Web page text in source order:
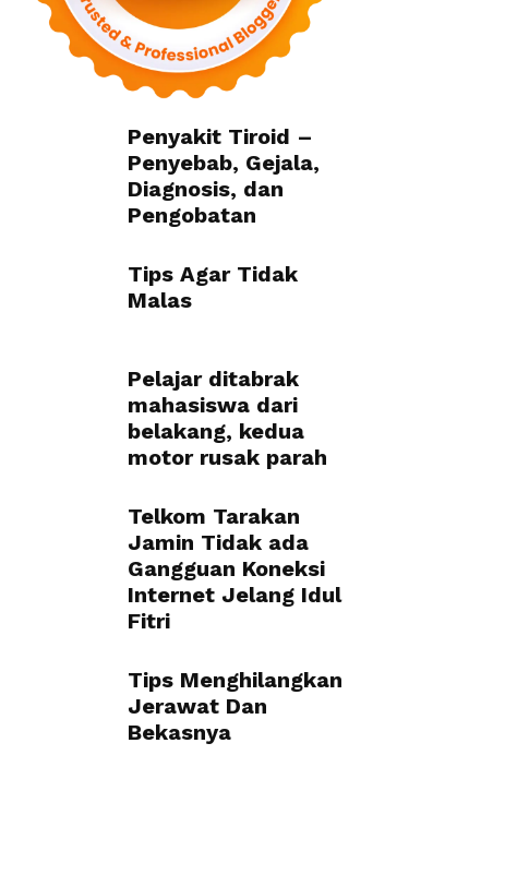
Penyakit Tiroid –
Penyebab, Gejala,
Diagnosis, dan
Pengobatan
Tips Agar Tidak
Malas
Pelajar ditabrak
mahasiswa dari
belakang, kedua
motor rusak parah
Telkom Tarakan
Jamin Tidak ada
Gangguan Koneksi
Internet Jelang Idul
Fitri
Tips Menghilangkan
Jerawat Dan
Bekasnya